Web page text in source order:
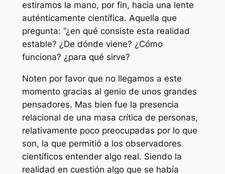
estiramos la mano, por fin, hacia una lente
auténticamente científica. Aquella que
pregunta: “¿en qué consiste esta realidad
estable? ¿De dónde viene? ¿Cómo
funciona? ¿para qué sirve?
Noten por favor que no llegamos a este
momento gracias al genio de unos grandes
pensadores. Mas bien fue la presencia
relacional de una masa crítica de personas,
relativamente poco preocupadas por lo que
son, la que permitió a los observadores
científicos entender algo real. Siendo la
realidad en cuestión algo que se había